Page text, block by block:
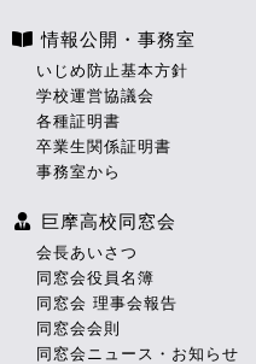
情報公開・事務室
いじめ防止基本方針
学校運営協議会
各種証明書
卒業生関係証明書
事務室から
巨摩高校同窓会
会長あいさつ
同窓会役員名簿
同窓会 理事会報告
同窓会会則
同窓会ニュース・お知らせ